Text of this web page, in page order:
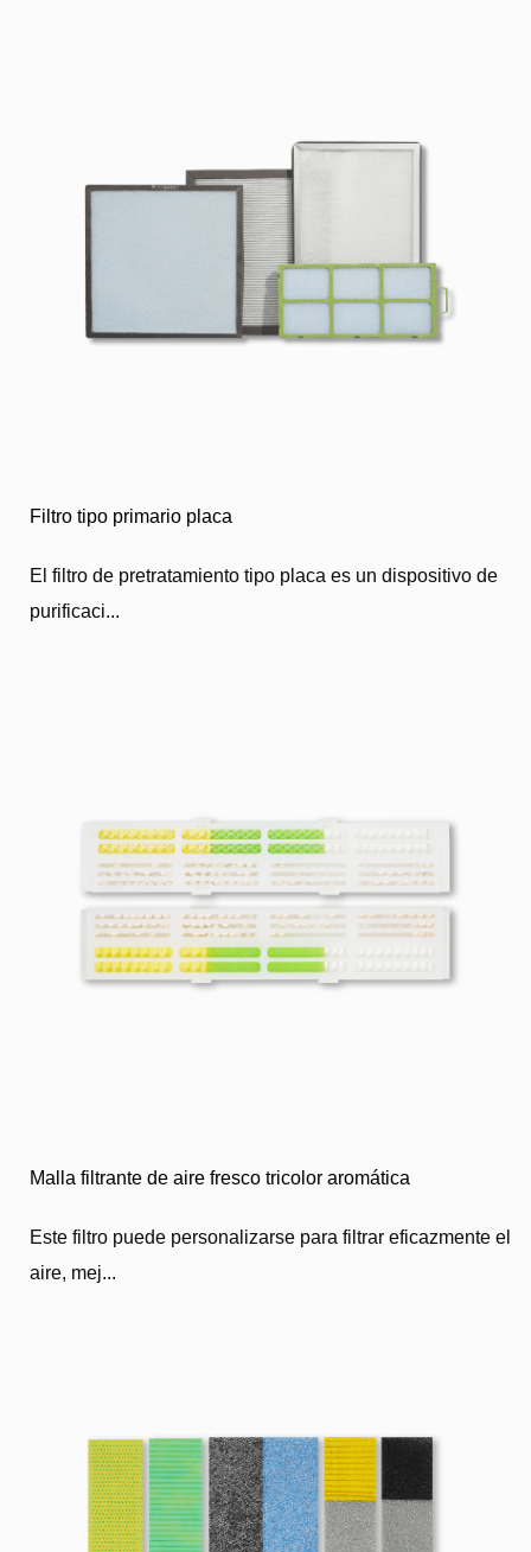
Filtro tipo primario placa
El filtro de pretratamiento tipo placa es un dispositivo de
purificaci...
Malla filtrante de aire fresco tricolor aromática
Este filtro puede personalizarse para filtrar eficazmente el
aire, mej...